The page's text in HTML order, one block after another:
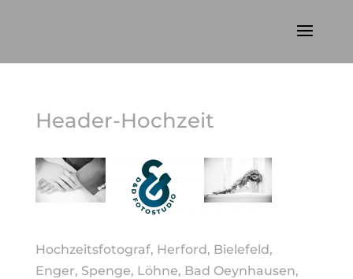
Header-Hochzeit
Hochzeitsfotograf, Herford, Bielefeld,
Enger, Spenge, Löhne, Bad Oeynhausen,